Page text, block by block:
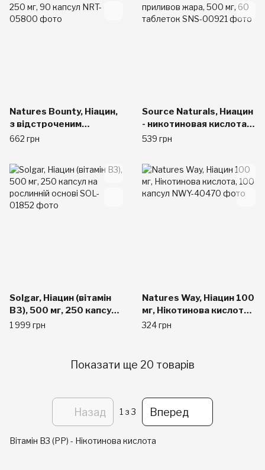
Natures Bounty, Ніацин,
з відстроченим
вивільненням, 250 мг,
662 грн
Source Naturals, Ниацин
- никотиновая кислота
без приливов жара, 500
539 грн
Solgar, Ніацин (вітамін
B3), 500 мг, 250 капсул
на рослинній основі
1 999 грн
Natures Way, Ніацин 100
мг, Нікотинова кислота,
100 капсул
324 грн
Показати ще 20 товарів
Назад 1 з 3 Вперед
Вітамін B3 (PP) - Нікотинова кислота